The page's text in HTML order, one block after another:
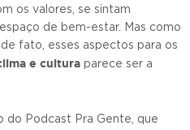
os valores, se sintam
de bem-estar. Mas como
fato, esses aspectos para os
e cultura parece ser a
do Podcast Pra Gente, que